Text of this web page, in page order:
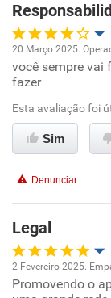
Não
Oportunidade
Ambiente de
Conciliação
Não
20 Março 2025.
você sempre vai
fazer
Esta avaliação foi
Sim
Denunciar
Legal
Oportunidade
2 Fevereiro 2025.
Promovendo o